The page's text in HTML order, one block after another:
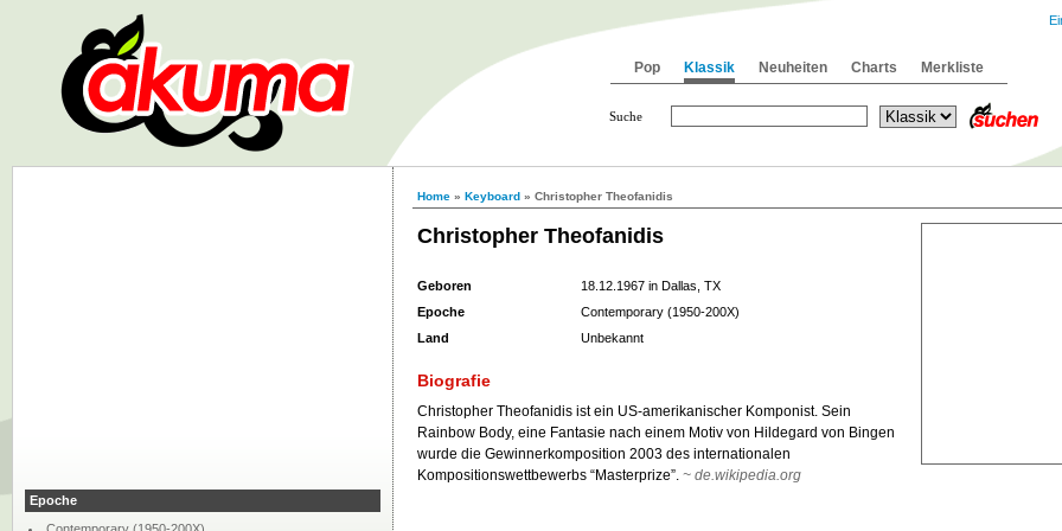
Home » Keyboard » Christopher Theofanidis
Christopher Theofanidis
Geboren
18.12.1967 in Dallas, TX
Epoche
Contemporary (1950-200X)
Land
Unbekannt
Biografie
Christopher Theofanidis ist ein US-amerikanischer Komponist. Sein
Rainbow Body, eine Fantasie nach einem Motiv von Hildegard von Bingen
wurde die Gewinnerkomposition 2003 des internationalen
Kompositionswettbewerbs “Masterprize”. ~ de.wikipedia.org
Epoche
Pop Klassik Neuheiten Charts Merkliste
Suche